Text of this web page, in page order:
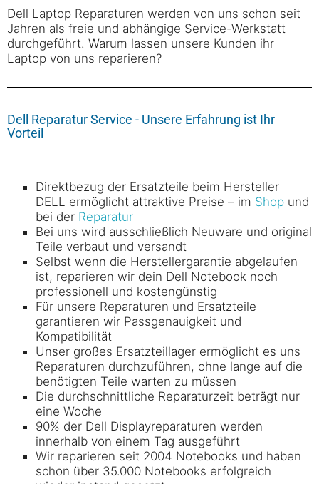
Dell Laptop Reparaturen werden von uns schon seit
Jahren als freie und abhängige Service-Werkstatt
durchgeführt. Warum lassen unsere Kunden ihr
Laptop von uns reparieren?
Dell Reparatur Service - Unsere Erfahrung ist Ihr
Vorteil
Direktbezug der Ersatzteile beim Hersteller
DELL ermöglicht attraktive Preise – im Shop und
bei der Reparatur
Bei uns wird ausschließlich Neuware und original
Teile verbaut und versandt
Selbst wenn die Herstellergarantie abgelaufen
ist, reparieren wir dein Dell Notebook noch
professionell und kostengünstig
Für unsere Reparaturen und Ersatzteile
garantieren wir Passgenauigkeit und
Kompatibilität
Unser großes Ersatzteillager ermöglicht es uns
Reparaturen durchzuführen, ohne lange auf die
benötigten Teile warten zu müssen
Die durchschnittliche Reparaturzeit beträgt nur
eine Woche
90% der Dell Displayreparaturen werden
innerhalb von einem Tag ausgeführt
Wir reparieren seit 2004 Notebooks und haben
schon über 35.000 Notebooks erfolgreich